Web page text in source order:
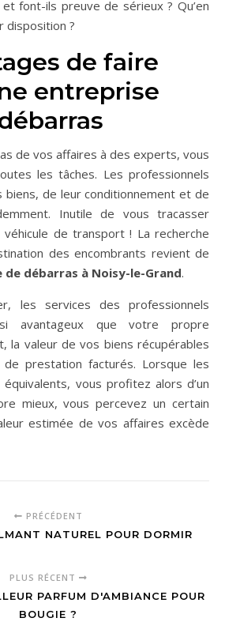
font-ils preuve de sérieux ? Qu’en
disposition ?
de faire
entreprise
de vos affaires à des experts, vous
les tâches. Les professionnels
biens, de leur conditionnement et de
Inutile de vous tracasser
véhicule de transport ! La recherche
des encombrants revient de
débarras à Noisy-le-Grand.
les services des professionnels
avantageux que votre propre
la valeur de vos biens récupérables
prestation facturés. Lorsque les
vous profitez alors d’un
mieux, vous percevez un certain
estimée de vos affaires excède
PRÉCÉDENT
NATUREL POUR DORMIR
PLUS RÉCENT
PARFUM D'AMBIANCE POUR
BOUGIE ?